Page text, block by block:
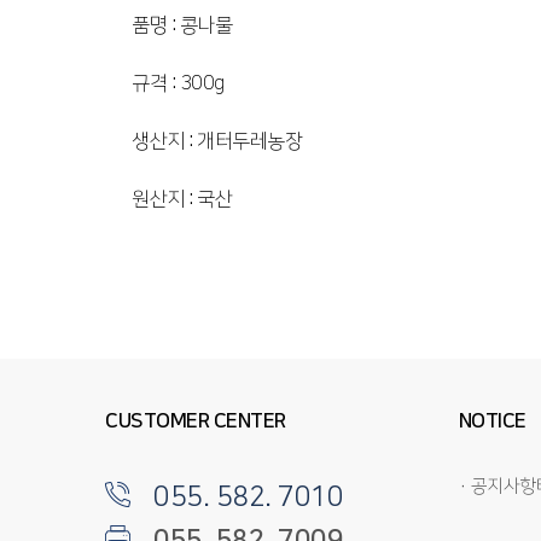
품명 : 콩나물
규격 : 300g
생산지 : 개터두레농장
원산지 : 국산
CUSTOMER CENTER
055. 582. 7010
NOTICE
· 공지사